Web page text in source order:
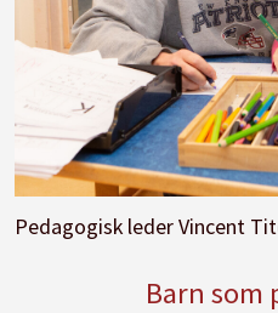
Pedagogisk leder Vincent Titone var tett på Astrid da moren døde, og var opptatt av at hun skulle
Barn som